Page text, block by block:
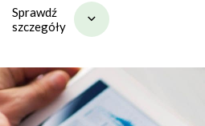
Sprawdź
szczegóły